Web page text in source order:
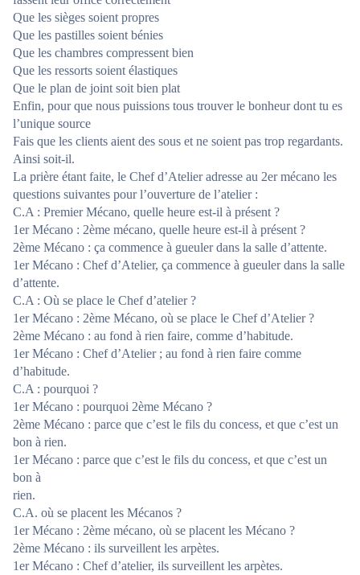
Que les sièges soient propres
Que les pastilles soient bénies
Que les chambres compressent bien
Que les ressorts soient élastiques
Que le plan de joint soit bien plat
Enfin, pour que nous puissions tous trouver le bonheur dont tu es
l’unique source
Fais que les clients aient des sous et ne soient pas trop regardants.
Ainsi soit-il.
La prière étant faite, le Chef d’Atelier adresse au 2er mécano les
questions suivantes pour l’ouverture de l’atelier :
C.A : Premier Mécano, quelle heure est-il à présent ?
1er Mécano : 2ème mécano, quelle heure est-il à présent ?
2ème Mécano : ça commence à gueuler dans la salle d’attente.
1er Mécano : Chef d’Atelier, ça commence à gueuler dans la salle
d’attente.
C.A : Où se place le Chef d’atelier ?
1er Mécano : 2ème Mécano, où se place le Chef d’Atelier ?
2ème Mécano : au fond à rien faire, comme d’habitude.
1er Mécano : Chef d’Atelier ; au fond à rien faire comme
d’habitude.
C.A : pourquoi ?
1er Mécano : pourquoi 2ème Mécano ?
2ème Mécano : parce que c’est le fils du concess, et que c’est un
bon à rien.
1er Mécano : parce que c’est le fils du concess, et que c’est un
bon à
rien.
C.A. où se placent les Mécanos ?
1er Mécano : 2ème mécano, où se placent les Mécano ?
2ème Mécano : ils surveillent les arpètes.
1er Mécano : Chef d’atelier, ils surveillent les arpètes.